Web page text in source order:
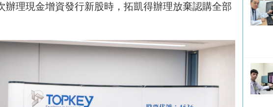
理現金增資發行新股時，拓凱得辦理放棄認購全部